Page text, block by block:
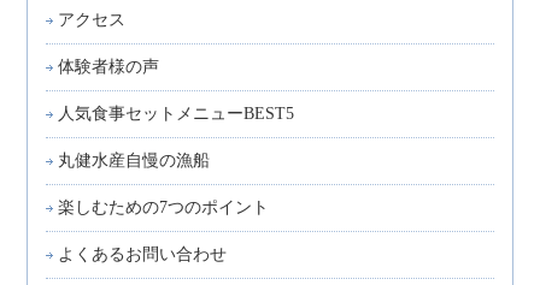
アクセス
体験者様の声
人気食事セットメニューBEST5
丸健水産自慢の漁船
楽しむための7つのポイント
よくあるお問い合わせ